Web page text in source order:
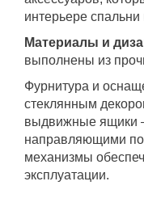
интерьере
Материалы и
выполнены из
Фурнитура и
стеклянным
выдвижные ящики
направляющими
механизмы
эксплуатации.